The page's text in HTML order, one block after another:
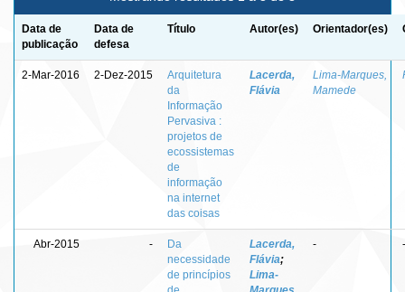
Data de
publicação
Data de
defesa
Título Autor(es) Orientador(es)
2-Mar-2016 2-Dez-2015
Arquitetura
da
Informação
Pervasiva :
projetos de
ecossistemas
de
informação
na internet
das coisas
Lacerda,
Flávia
Lima-Marques,
Mamede
Abr-2015 -
Da
necessidade
de princípios
Lacerda,
Flávia;
Lima-
- -